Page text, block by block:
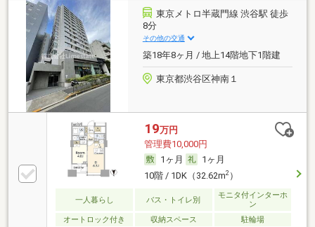
東京メトロ半蔵門線 渋谷駅 徒歩
8分
その他の交通
築18年8ヶ月 / 地上14階地下1階建
東京都渋谷区神南１
19万円
管理費10,000円
1ヶ月
1ヶ月
10階 / 1DK（32.62m2）
一人暮らし バス・トイレ別
モニタ付インターホ
ン
オートロック付き
収納スペース 駐輪場